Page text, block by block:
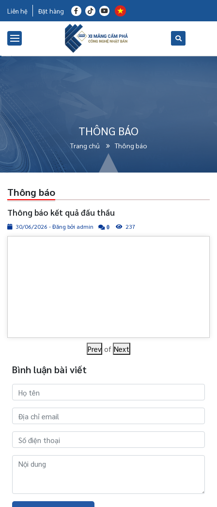
Liên hệ Đặt hàng
THÔNG BÁO
Trang chủ Thông báo
Thông báo
Thông báo kết quả đấu thầu
30/06/2026 - Đăng bởi admin 0 237
Prev of Next
Bình luận bài viết